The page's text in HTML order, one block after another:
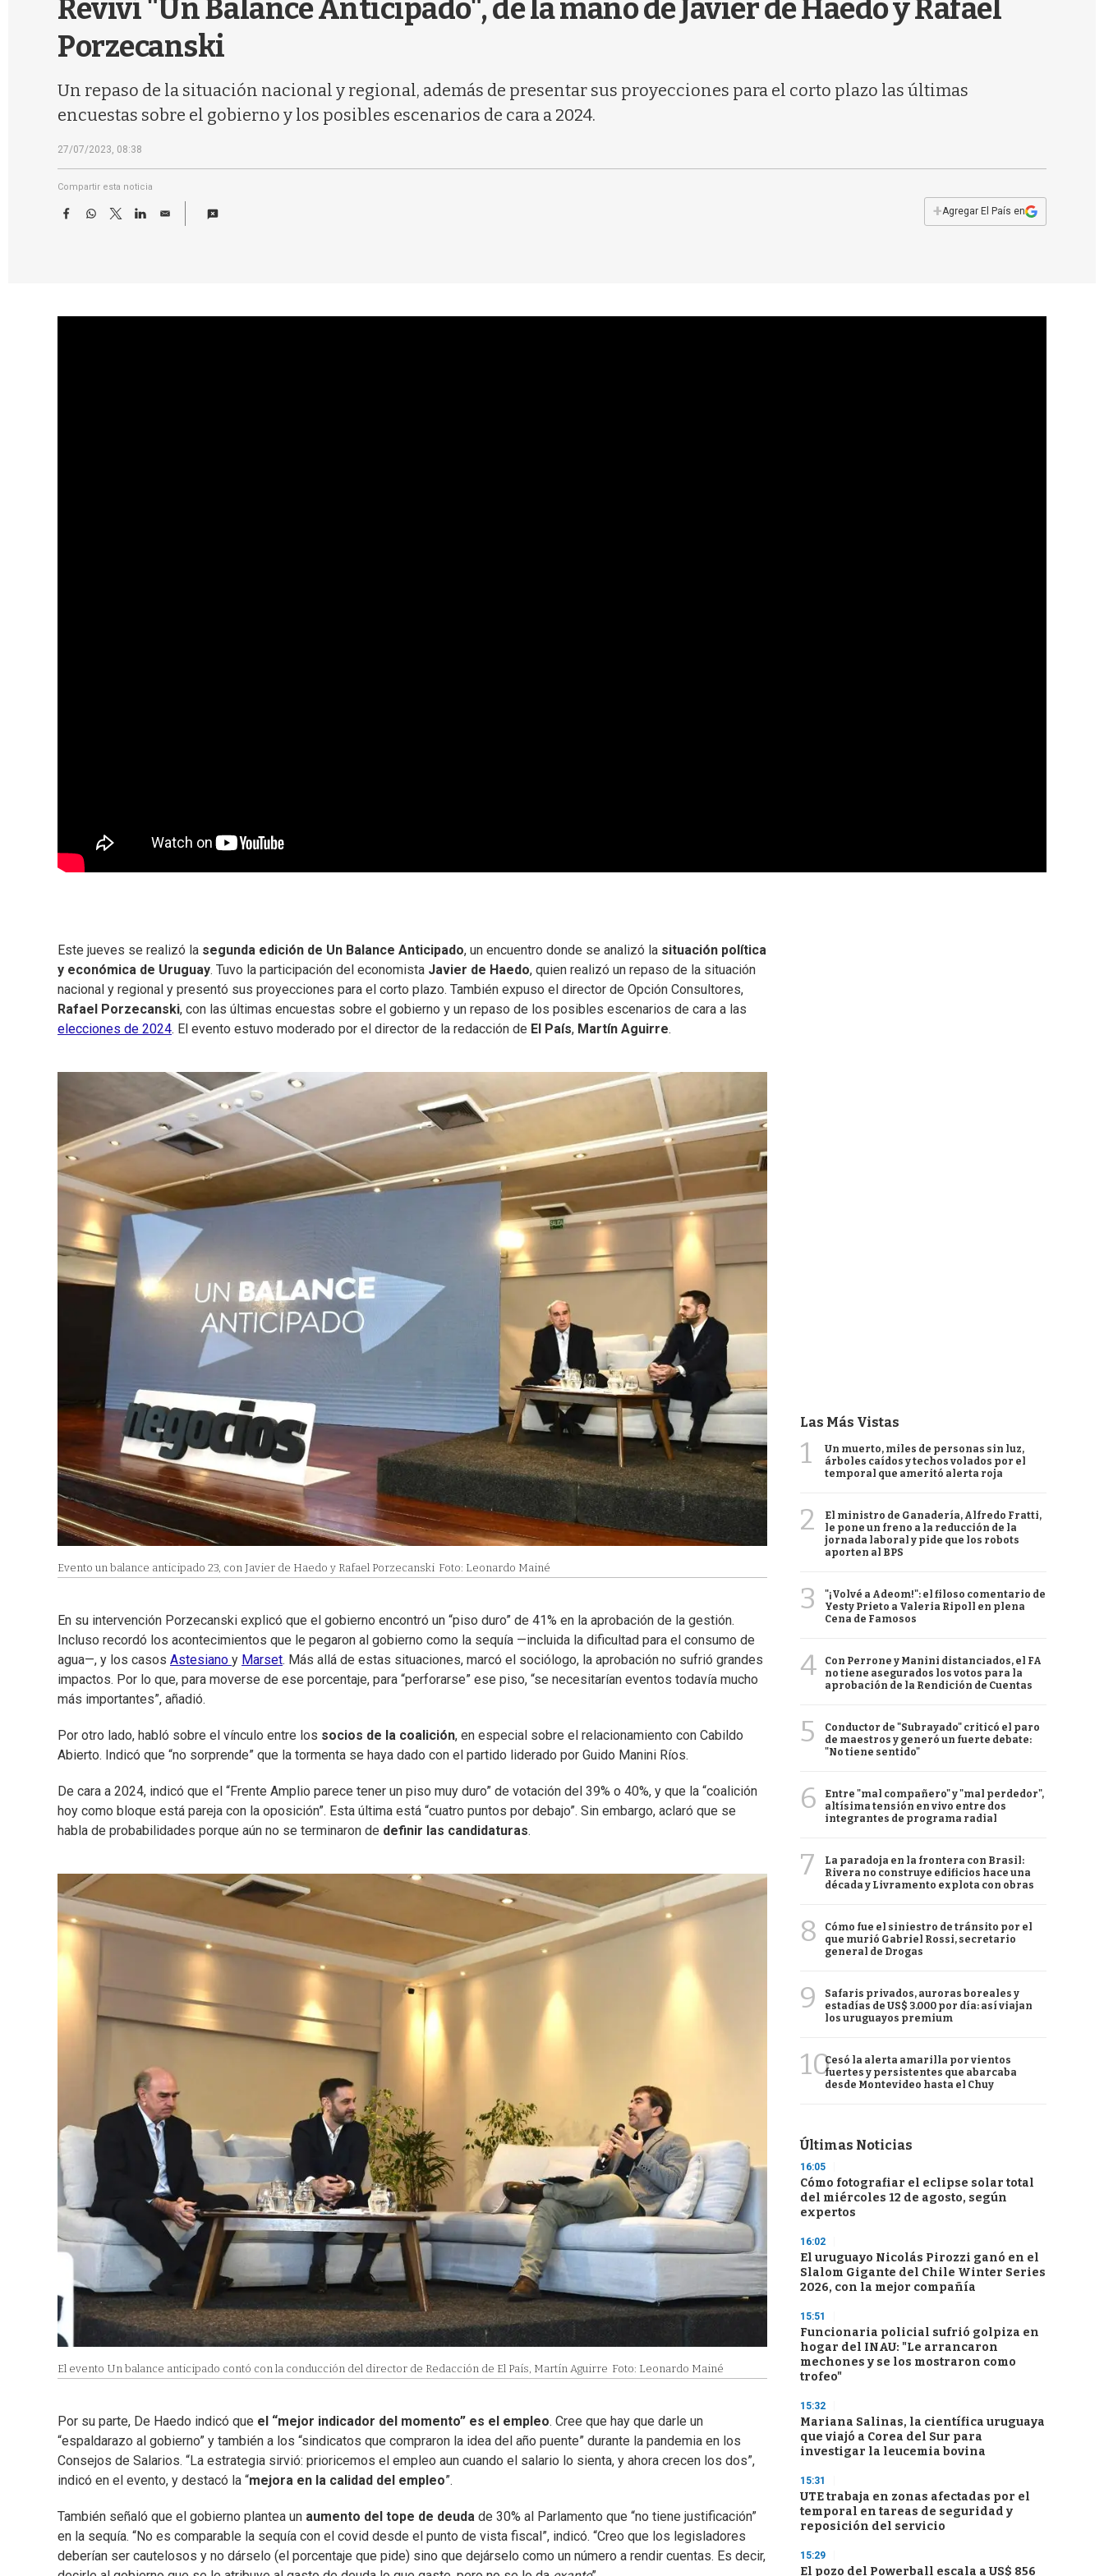
Reviví "Un Balance Anticipado", de la mano de Javier de Haedo y Rafael
Porzecanski
Un repaso de la situación nacional y regional, además de presentar sus proyecciones para el corto plazo las últimas
encuestas sobre el gobierno y los posibles escenarios de cara a 2024.
27/07/2023, 08:38
Compartir esta noticia
F
W
T
w
L
E
+Agregar El País en
Este jueves se realizó la segunda edición de Un Balance Anticipado, un encuentro donde se analizó la situación política
y económica de Uruguay. Tuvo la participación del economista Javier de Haedo, quien realizó un repaso de la situación
nacional y regional y presentó sus proyecciones para el corto plazo. También expuso el director de Opción Consultores,
Rafael Porzecanski, con las últimas encuestas sobre el gobierno y un repaso de los posibles escenarios de cara a las
elecciones de 2024. El evento estuvo moderado por el director de la redacción de El País, Martín Aguirre.
Evento un balance anticipado 23, con Javier de Haedo y Rafael Porzecanski Foto: Leonardo Mainé
En su intervención Porzecanski explicó que el gobierno encontró un “piso duro” de 41% en la aprobación de la gestión.
Incluso recordó los acontecimientos que le pegaron al gobierno como la sequía —incluida la dificultad para el consumo de
agua—, y los casos Astesiano y Marset. Más allá de estas situaciones, marcó el sociólogo, la aprobación no sufrió grandes
impactos. Por lo que, para moverse de ese porcentaje, para “perforarse” ese piso, “se necesitarían eventos todavía mucho
más importantes”, añadió.
Por otro lado, habló sobre el vínculo entre los socios de la coalición, en especial sobre el relacionamiento con Cabildo
Abierto. Indicó que “no sorprende” que la tormenta se haya dado con el partido liderado por Guido Manini Ríos.
De cara a 2024, indicó que el “Frente Amplio parece tener un piso muy duro” de votación del 39% o 40%, y que la “coalición
hoy como bloque está pareja con la oposición”. Esta última está “cuatro puntos por debajo”. Sin embargo, aclaró que se
habla de probabilidades porque aún no se terminaron de definir las candidaturas.
El evento Un balance anticipado contó con la conducción del director de Redacción de El País, Martín Aguirre Foto: Leonardo Mainé
Por su parte, De Haedo indicó que el “mejor indicador del momento” es el empleo. Cree que hay que darle un
“espaldarazo al gobierno” y también a los “sindicatos que compraron la idea del año puente” durante la pandemia en los
Consejos de Salarios. “La estrategia sirvió: prioricemos el empleo aun cuando el salario lo sienta, y ahora crecen los dos”,
indicó en el evento, y destacó la “mejora en la calidad del empleo”.
También señaló que el gobierno plantea un aumento del tope de deuda de 30% al Parlamento que “no tiene justificación”
en la sequía. “No es comparable la sequía con el covid desde el punto de vista fiscal”, indicó. “Creo que los legisladores
deberían ser cautelosos y no dárselo (el porcentaje que pide) sino que dejárselo como un número a rendir cuentas. Es decir,
Las Más Vistas
1
Un muerto, miles de personas sin luz,
árboles caídos y techos volados por el
temporal que ameritó alerta roja
2
El ministro de Ganadería, Alfredo Fratti,
le pone un freno a la reducción de la
jornada laboral y pide que los robots
aporten al BPS
3
"¡Volvé a Adeom!": el filoso comentario de
Yesty Prieto a Valeria Ripoll en plena
Cena de Famosos
4
Con Perrone y Manini distanciados, el FA
no tiene asegurados los votos para la
aprobación de la Rendición de Cuentas
5
Conductor de "Subrayado" criticó el paro
de maestros y generó un fuerte debate:
"No tiene sentido"
6
Entre "mal compañero" y "mal perdedor",
altísima tensión en vivo entre dos
integrantes de programa radial
7
La paradoja en la frontera con Brasil:
Rivera no construye edificios hace una
década y Livramento explota con obras
8
Cómo fue el siniestro de tránsito por el
que murió Gabriel Rossi, secretario
general de Drogas
9
Safaris privados, auroras boreales y
estadías de US$ 3.000 por día: así viajan
los uruguayos premium
10Cesó la alerta amarilla por vientos
fuertes y persistentes que abarcaba
desde Montevideo hasta el Chuy
Últimas Noticias
16:05
Cómo fotografiar el eclipse solar total
del miércoles 12 de agosto, según
expertos
16:02
El uruguayo Nicolás Pirozzi ganó en el
Slalom Gigante del Chile Winter Series
2026, con la mejor compañía
15:51
Funcionaria policial sufrió golpiza en
hogar del INAU: "Le arrancaron
mechones y se los mostraron como
trofeo"
15:32
Mariana Salinas, la científica uruguaya
que viajó a Corea del Sur para
investigar la leucemia bovina
15:31
UTE trabaja en zonas afectadas por el
temporal en tareas de seguridad y
reposición del servicio
15:29
El pozo del Powerball escala a US$ 856